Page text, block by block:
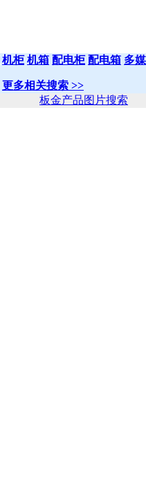
机柜 机箱 配电柜 配电箱 多
更多相关搜索 >>
板金产品图片搜索